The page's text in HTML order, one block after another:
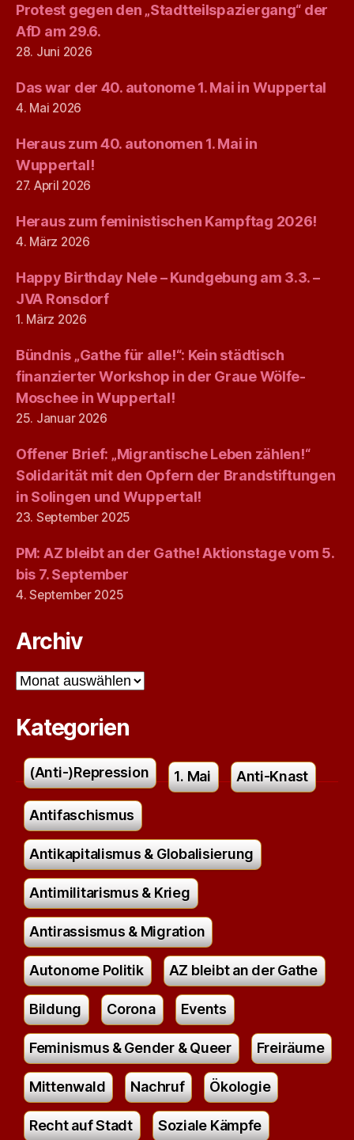
Protest gegen den „Stadtteilspaziergang“ der
AfD am 29.6.
28. Juni 2026
Das war der 40. autonome 1. Mai in Wuppertal
4. Mai 2026
Heraus zum 40. autonomen 1. Mai in
Wuppertal!
27. April 2026
Heraus zum feministischen Kampftag 2026!
4. März 2026
Happy Birthday Nele – Kundgebung am 3.3. –
JVA Ronsdorf
1. März 2026
Bündnis „Gathe für alle!“: Kein städtisch
finanzierter Workshop in der Graue Wölfe-
Moschee in Wuppertal!
25. Januar 2026
Offener Brief: „Migrantische Leben zählen!“
Solidarität mit den Opfern der Brandstiftungen
in Solingen und Wuppertal!
23. September 2025
PM: AZ bleibt an der Gathe! Aktionstage vom 5.
bis 7. September
4. September 2025
Archiv
Archiv
Kategorien
(Anti-)Repression 1. Mai Anti-Knast
Antifaschismus
Antikapitalismus & Globalisierung
Antimilitarismus & Krieg
Antirassismus & Migration
Autonome Politik AZ bleibt an der Gathe
Bildung Corona Events
Feminismus & Gender & Queer Freiräume
Mittenwald Nachruf Ökologie
Recht auf Stadt Soziale Kämpfe